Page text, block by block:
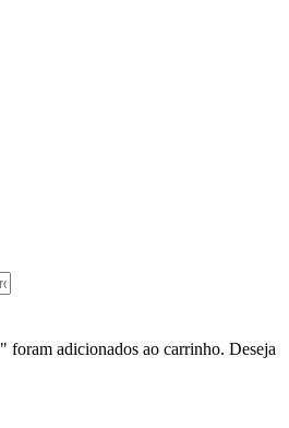
" foram adicionados ao carrinho. Deseja